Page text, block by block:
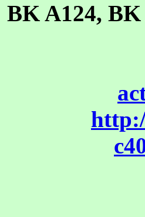
BK A124, BK